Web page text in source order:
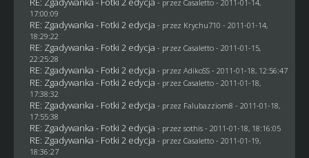
- przez Casaletto- 2011-01-14,
17:00:09
RE: Zgadywanka - Fotki 2 edycja - przez Krychu710 - 2011-01-14,
18:29:22
RE: Zgadywanka - Fotki 2 edycja - przez Casaletto- 2011-01-15,
22:25:28
RE: Zgadywanka - Fotki 2 edycja - przez AdikoSS - 2011-01-18, 12:56:47
RE: Zgadywanka - Fotki 2 edycja - przez Casaletto- 2011-01-18,
17:38:32
RE: Zgadywanka - Fotki 2 edycja - przez Falubazziom8 - 2011-01-18,
17:55:38
RE: Zgadywanka - Fotki 2 edycja - przez sothis- 2011-01-18, 18:16:05
RE: Zgadywanka - Fotki 2 edycja - przez Casaletto- 2011-01-19,
18:36:27